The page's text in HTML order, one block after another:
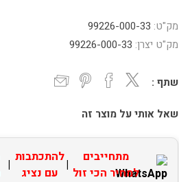
מק"ט: 99226-000-33
מק"ט יצרן: 99226-000-33
שתף :
שאל אותי על מוצר זה
מתחייבים
למחיר הכי זול |להתכתבות
עם נציג
|